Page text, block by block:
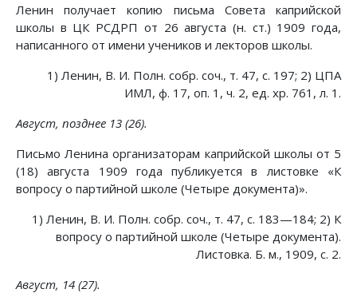
Ленин получает копию письма Совета каприйской
школы в ЦК РСДРП от 26 августа (н. ст.) 1909 года,
написанного от имени учеников и лекторов школы.
1) Ленин, В. И. Полн. собр. соч., т. 47, с. 197; 2) ЦПА
ИМЛ, ф. 17, оп. 1, ч. 2, ед. хр. 761, л. 1.
Август, позднее 13 (26).
Письмо Ленина организаторам каприйской школы от 5
(18) августа 1909 года публикуется в листовке «К
вопросу о партийной школе (Четыре документа)».
1) Ленин, В. И. Полн. собр. соч., т. 47, с. 183—184; 2) К
вопросу о партийной школе (Четыре документа).
Листовка. Б. м., 1909, с. 2.
Август, 14 (27).